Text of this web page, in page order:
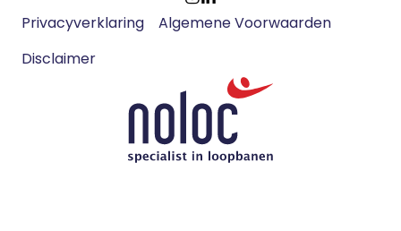
GaGa
Footer
navigatie
Privacyverklaring
Algemene Voorwaarden
Disclaimer